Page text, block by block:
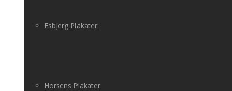
Esbjerg Plakater
Horsens Plakater